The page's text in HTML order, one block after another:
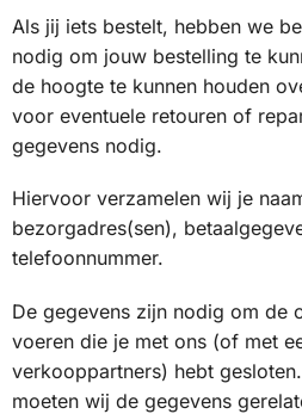
Als jij iets bestelt, hebben we
nodig om jouw bestelling te
de hoogte te kunnen houden
voor eventuele retouren of
gegevens nodig.
Hiervoor verzamelen wij je
bezorgadres(sen),
telefoonnummer.
De gegevens zijn nodig om de
voeren die je met ons (of met
verkooppartners) hebt
moeten wij de gegevens